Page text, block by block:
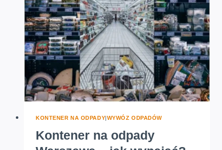
NAJLEPSZY?
KONTENER NA ODPADY WYWÓZ ODPADÓW
Kontener na odpady